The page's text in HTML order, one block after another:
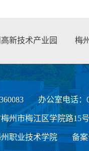
新技术产业园 梅
办公室电话：
州市梅江区学院路15号
职业技术学院 备